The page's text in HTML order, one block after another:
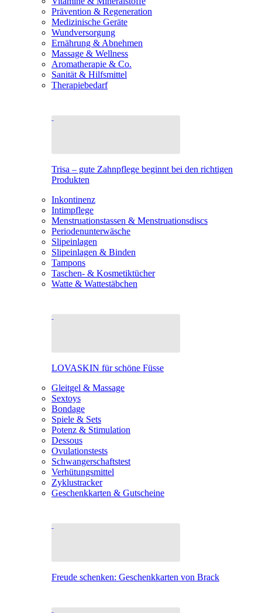
Prävention & Regeneration
Medizinische Geräte
Wundversorgung
Ernährung & Abnehmen
Massage & Wellness
Aromatherapie & Co.
Sanität & Hilfsmittel
Therapiebedarf
Trisa – gute Zahnpflege beginnt bei den richtigen
Produkten
Inkontinenz
Intimpflege
Menstruationstassen & Menstruationsdiscs
Periodenunterwäsche
Slipeinlagen
Slipeinlagen & Binden
Tampons
Taschen- & Kosmetiktücher
Watte & Wattestäbchen
LOVASKIN für schöne Füsse
Gleitgel & Massage
Sextoys
Bondage
Spiele & Sets
Potenz & Stimulation
Dessous
Ovulationstests
Schwangerschaftstest
Verhütungsmittel
Zyklustracker
Geschenkkarten & Gutscheine
Freude schenken: Geschenkkarten von Brack